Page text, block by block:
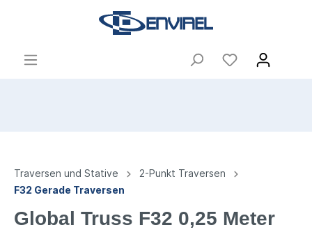
Traversen und Stative
2-Punkt Traversen
F32 Gerade Traversen
Global Truss F32 0,25 Meter